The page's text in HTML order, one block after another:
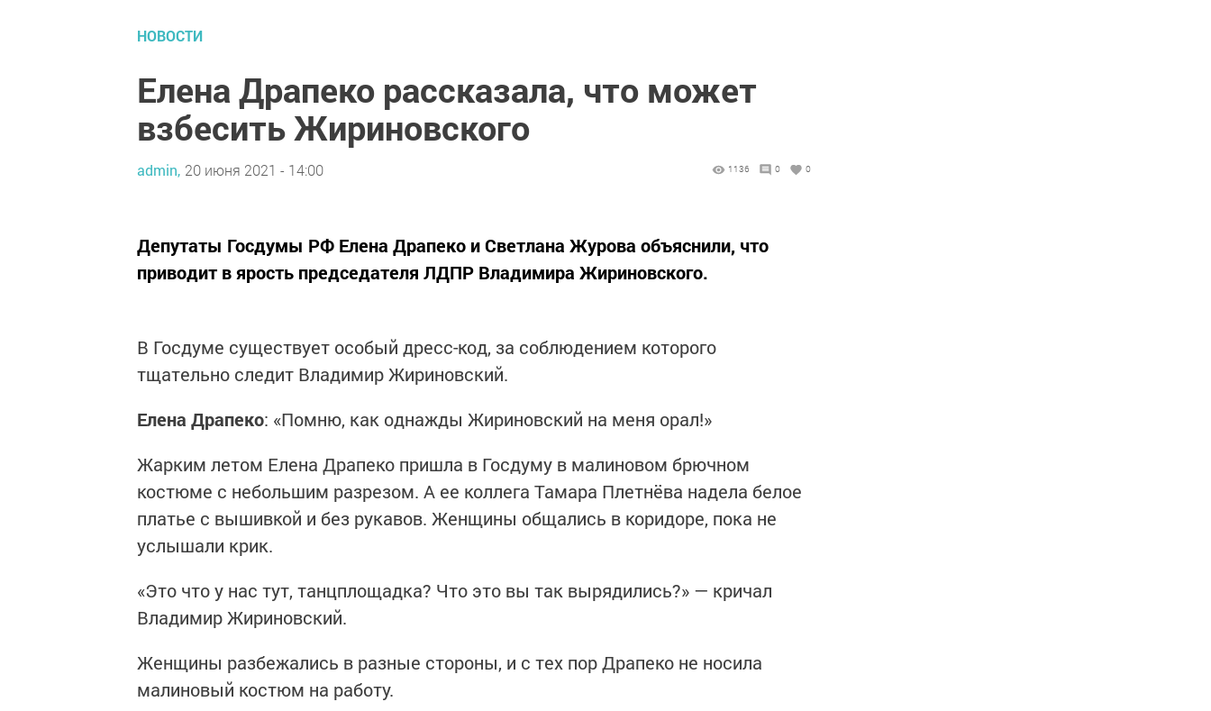
НОВОСТИ
Елена Драпеко рассказала, что может
взбесить Жириновского
admin, 20 июня 2021 - 14:00 1136 0 0
Депутаты Госдумы РФ Елена Драпеко и Светлана Журова объяснили, что
приводит в ярость председателя ЛДПР Владимира Жириновского.
В Госдуме существует особый дресс-код, за соблюдением которого
тщательно следит Владимир Жириновский.
Елена Драпеко: «Помню, как однажды Жириновский на меня орал!»
Жарким летом Елена Драпеко пришла в Госдуму в малиновом брючном
костюме с небольшим разрезом. А ее коллега Тамара Плетнёва надела белое
платье с вышивкой и без рукавов. Женщины общались в коридоре, пока не
услышали крик.
«Это что у нас тут, танцплощадка? Что это вы так вырядились?» — кричал
Владимир Жириновский.
Женщины разбежались в разные стороны, и с тех пор Драпеко не носила
малиновый костюм на работу.